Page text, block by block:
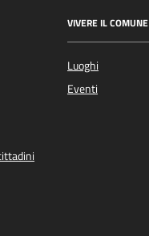
VIVERE IL COMUNE
Luoghi
Eventi